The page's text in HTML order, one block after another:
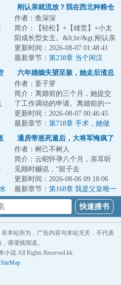
刚认亲就流放？我在西北种粮仓
作者：鱼深深
简介：【轻松】+【雄竞】+小太
阳成长型女主。&lt;br/&gt;刚认亲
成真千金就流放西北？姜六六直
呼老天爷你...
更新时间：2026-08-07 01:48:41
最新章节： 第238章 当个闲汉
六年婚姻失望至极，她走后渣总
作者：姜子芽
简介：离婚前的三个月，她提交
了工作调动的申请。离婚前的一
个月，她向霍津臣寄出了离婚协
议书。离婚前的...
更新时间：2026-08-07 00:46:45
最新章节： 第718章 手术，她做
通房带崽死遁后，大将军悔疯了
作者：树己不树人
简介：云昭怀孕八个月，亲耳听
见顾时樾说，“留子去
母。”&lt;br/&gt;她是通房丫头，
他是镇国将军。原来...
更新时间：2026-08-06 09:18:06
最新章节： 第168章 我是父皇唯一
的孩子
本站所为，广告内容与本站无关，不代表
请谨慎阅读。
小说 All Rights Reserved.kk
SiteMap